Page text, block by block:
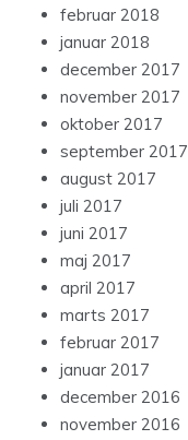
februar 2018
januar 2018
december 2017
november 2017
oktober 2017
september 2017
august 2017
juli 2017
juni 2017
maj 2017
april 2017
marts 2017
februar 2017
januar 2017
december 2016
november 2016